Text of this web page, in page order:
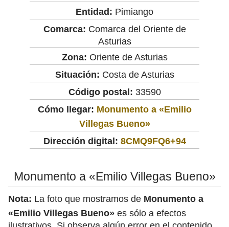
Entidad: Pimiango
Comarca: Comarca del Oriente de
Asturias
Zona: Oriente de Asturias
Situación: Costa de Asturias
Código postal: 33590
Cómo llegar: Monumento a «Emilio
Villegas Bueno»
Dirección digital: 8CMQ9FQ6+94
Monumento a «Emilio Villegas Bueno»
Nota: La foto que mostramos de Monumento a
«Emilio Villegas Bueno» es sólo a efectos